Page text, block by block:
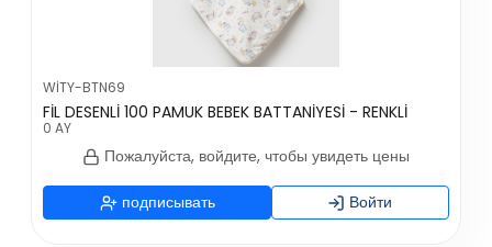
WİTY-BTN69
FİL DESENLİ 100 PAMUK BEBEK BATTANİYESİ - RENKLİ
0 AY
Пожалуйста, войдите, чтобы увидеть цены
подписывать Войти